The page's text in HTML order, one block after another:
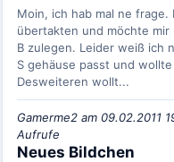
Moin, ich hab mal ne frage.
übertakten und möchte
B zulegen. Leider weiß ich
S gehäuse passt und
Desweiteren wollt...
Gamerme2 am 09.02.2011
Aufrufe
Neues Bildchen